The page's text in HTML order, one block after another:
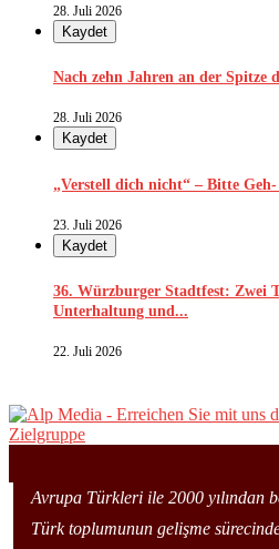
28. Juli 2026
Kaydet
Nach zehn Jahren an der Spitze
28. Juli 2026
Kaydet
„Verstell dich nicht“ – Bitte
23. Juli 2026
Kaydet
36. Würzburger Stadtfest: Zwei
Unterhaltung und...
22. Juli 2026
Avrupa Türkleri ile 2000 yılından
Türk toplumunun gelişme